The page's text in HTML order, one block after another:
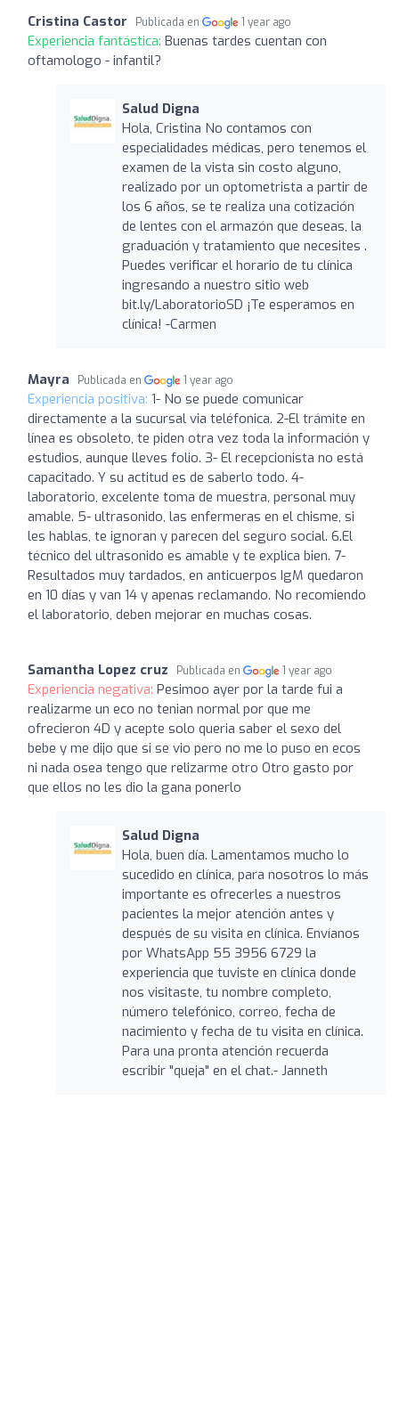
Cristina Castor Publicada en 1 year ago
Experiencia fantástica: Buenas tardes cuentan con
oftamologo - infantil?
Salud Digna
Hola, Cristina No contamos con
especialidades médicas, pero tenemos el
examen de la vista sin costo alguno,
realizado por un optometrista a partir de
los 6 años, se te realiza una cotización
de lentes con el armazón que deseas, la
graduación y tratamiento que necesites .
Puedes verificar el horario de tu clínica
ingresando a nuestro sitio web
bit.ly/LaboratorioSD ¡Te esperamos en
clínica! -Carmen
Mayra Publicada en 1 year ago
Experiencia positiva: 1- No se puede comunicar
directamente a la sucursal via teléfonica. 2-El trámite en
línea es obsoleto, te piden otra vez toda la información y
estudios, aunque lleves folio. 3- El recepcionista no está
capacitado. Y su actitud es de saberlo todo. 4-
laboratorio, excelente toma de muestra, personal muy
amable. 5- ultrasonido, las enfermeras en el chisme, si
les hablas, te ignoran y parecen del seguro social. 6.El
técnico del ultrasonido es amable y te explica bien. 7-
Resultados muy tardados, en anticuerpos IgM quedaron
en 10 días y van 14 y apenas reclamando. No recomiendo
el laboratorio, deben mejorar en muchas cosas.
Samantha Lopez cruz Publicada en 1 year ago
Experiencia negativa: Pesimoo ayer por la tarde fui a
realizarme un eco no tenian normal por que me
ofrecieron 4D y acepte solo queria saber el sexo del
bebe y me dijo que si se vio pero no me lo puso en ecos
ni nada osea tengo que relizarme otro Otro gasto por
que ellos no les dio la gana ponerlo
Salud Digna
Hola, buen día. Lamentamos mucho lo
sucedido en clínica, para nosotros lo más
importante es ofrecerles a nuestros
pacientes la mejor atención antes y
después de su visita en clínica. Envíanos
por WhatsApp 55 3956 6729 la
experiencia que tuviste en clínica donde
nos visitaste, tu nombre completo,
número telefónico, correo, fecha de
nacimiento y fecha de tu visita en clínica.
Para una pronta atención recuerda
escribir "queja" en el chat.- Janneth